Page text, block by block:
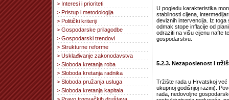
> Interesi i prioriteti
> Pristup i metodologija
> Politički kriteriji
> Gospodarske prilagodbe
> Gospodarski trendovi
> Strukturne reforme
> Usklađivanje zakonodavstva
> Sloboda kretanja roba
> Sloboda kretanja radnika
> Sloboda pružanja usluga
> Sloboda kretanja kapitala
U pogledu karakteristika
stabilnosti cijena,
deviznih intervencija. Iz toga
odmak stope inflacije od
odraziti na višu cijenu nafte
gospodarstvu.
5.2.3. Nezaposlenost i
Tržište rada u Hrvatskoj već
ukupnoj godišnjoj razini).
rada, nedovoljne